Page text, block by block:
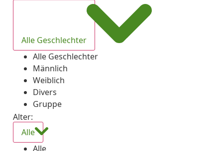
Alle Geschlechter
Alle Geschlechter
Männlich
Weiblich
Divers
Gruppe
Alter:
Alle
Alle